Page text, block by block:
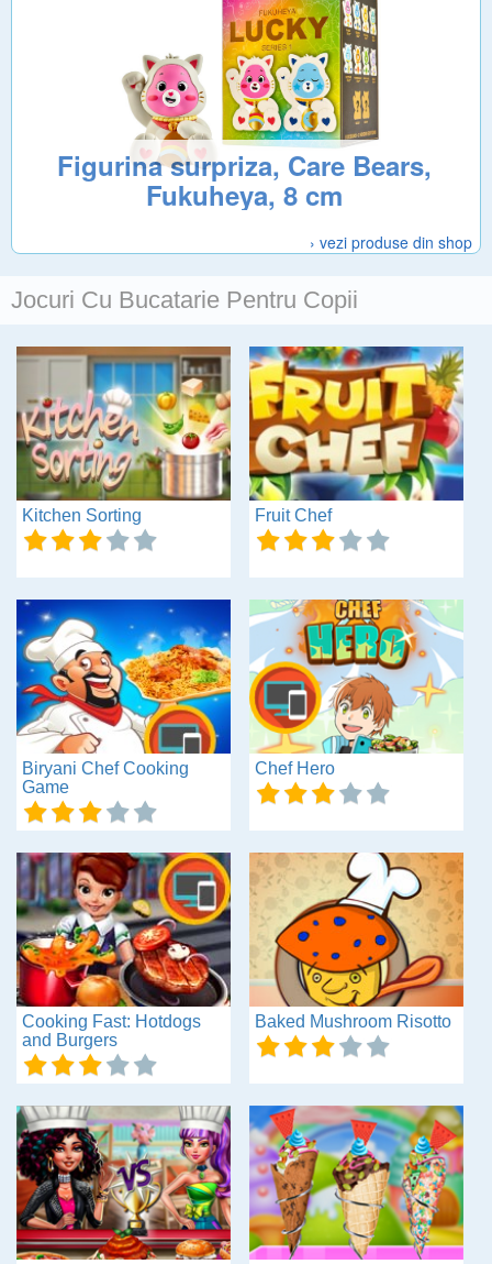
Figurina surpriza, Care Bears,
Fukuheya, 8 cm
› vezi produse din shop
Jocuri Cu Bucatarie Pentru Copii
Kitchen Sorting Fruit Chef
Biryani Chef Cooking
Game
Chef Hero
Cooking Fast: Hotdogs
and Burgers
Baked Mushroom Risotto